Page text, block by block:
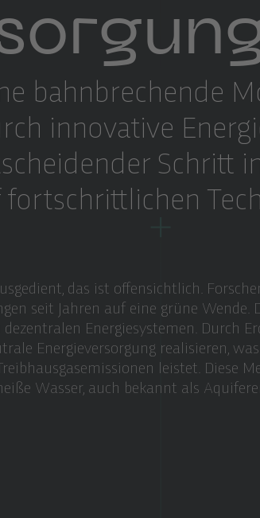
bahnbrechende
innovative
Schritt
das ist offensichtlich.
seit Jahren auf eine grüne Wende.
Energiesystemen. Durch
Energieversorgung realisieren,
leistet. Diese
Wasser, auch bekannt als